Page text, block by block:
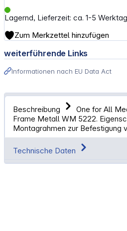
Lagernd, Lieferzeit: ca. 1-5
Zum Merkzettel hinzufügen
weiterführende Links
Informationen nach EU Data Act
Beschreibung
One for All
Frame Metall WM 5222.
Montagrahmen zur Befestigung
Technische Daten